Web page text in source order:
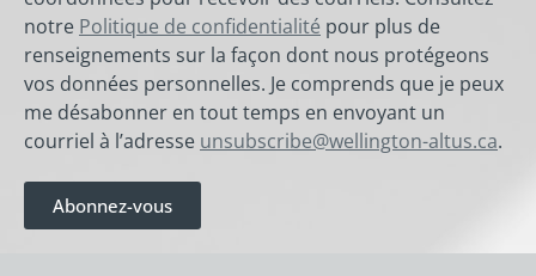
notre Politique de confidentialité pour plus de
renseignements sur la façon dont nous protégeons
vos données personnelles. Je comprends que je peux
me désabonner en tout temps en envoyant un
courriel à l’adresse unsubscribe@wellington-altus.ca.
Abonnez-vous